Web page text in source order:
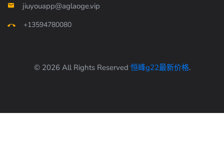
jiuyouapp@aglaoge.vip
+13594780080
© 2026 All Rights Reserved 恒峰g22最新价格.